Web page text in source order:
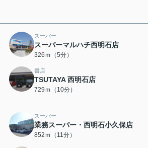
スーパー
スーパーマルハチ西明石店
326ｍ（5分）
書店
TSUTAYA 西明石店
729ｍ（10分）
スーパー
業務スーパー・西明石小久保店
852ｍ（11分）